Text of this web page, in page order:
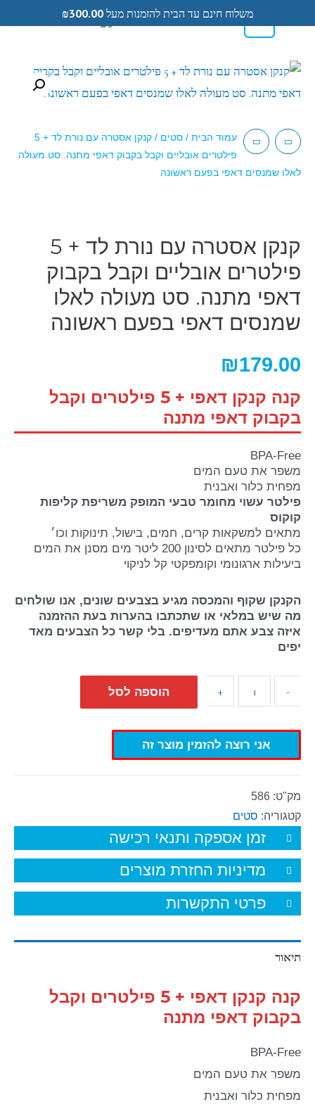
0584433104
עמוד הבית/ סטים
/ קנקן אסטרה עם נורת לד + 5
פילטרים אובליים וקבל בקבוק דאפי מתנה. סט מעולה
לאלו שמנסים דאפי בפעם ראשונה
קנקן אסטרה עם נורת לד + 5
פילטרים אובליים וקבל בקבוק
דאפי מתנה. סט מעולה לאלו
שמנסים דאפי בפעם ראשונה
₪179.00
קנה קנקן דאפי + 5 פילטרים וקבל
בקבוק דאפי מתנה
BPA-Free
משפר את טעם המים
מפחית כלור ואבנית
פילטר עשוי מחומר טבעי המופק משריפת קליפות
קוקוס
מתאים למשקאות קרים, חמים, בישול, תינוקות וכו׳
כל פילטר מתאים לסינון 200 ליטר מים מסנן את המים
ביעילות ארגונומי וקומפקטי קל לניקוי
הקנקן שקוף והמכסה מגיע בצבעים שונים, אנו שולחים
מה שיש במלאי או שתכתבו בהערות בעת ההזמנה
איזה צבע אתם מעדיפים. בלי קשר כל הצבעים מאד
יפים
-
+ הוספה לסל
אני רוצה להזמין מוצר זה
מק"ט: 586
קטגוריה: סטים
זמן אספקה ותנאי רכישה
מדיניות החזרת מוצרים
פרטי התקשרות
תיאור
קנה קנקן דאפי + 5 פילטרים וקבל
בקבוק דאפי מתנה
BPA-Free
משפר את טעם המים
מפחית כלור ואבנית
משלוח חינם עד הבית להזמנות מעל ₪300.00